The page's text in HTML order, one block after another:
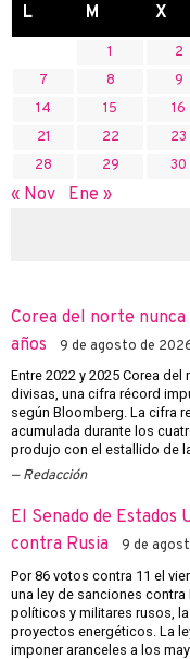
L M X
1 2
7
8 9
14
15 16
21
22 23
28
29 30
« Nov Ene »
Corea del norte
años
9 de agosto de
Entre 2022 y 2025 Corea
divisas, una cifra récord
según Bloomberg. La cifra
acumulada durante los
produjo con el estallido de
Redacción
El Senado de Estados
contra Rusia
9 de
Por 86 votos contra 11 el
una ley de sanciones
políticos y militares rusos,
proyectos energéticos. La
imponer aranceles a los